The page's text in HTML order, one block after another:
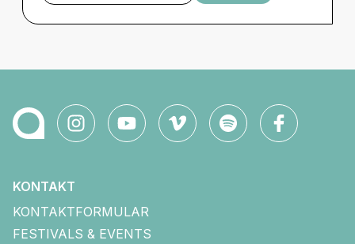
KONTAKT
KONTAKTFORMULAR
FESTIVALS & EVENTS